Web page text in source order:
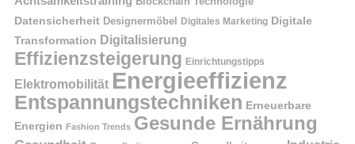
Datensicherheit Designermöbel Digitales Marketing Digitale
Transformation Digitalisierung
Effizienzsteigerung Einrichtungstipps
Elektromobilität Energieeffizienz
Entspannungstechniken Erneuerbare
Energien Fashion Trends Gesunde Ernährung